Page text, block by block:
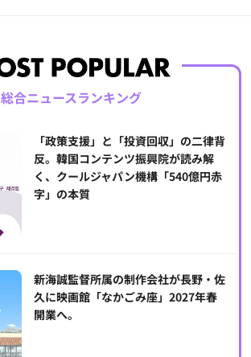
総合ニュースランキング
「政策支援」と「投資回収」の二律背
反。韓国コンテンツ振興院が読み解
く、クールジャパン機構「540億円赤
字」の本質
新海誠監督所属の制作会社が長野・佐
久に映画館「なかごみ座」2027年春
開業へ。